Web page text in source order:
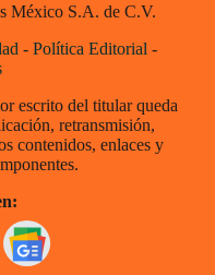
México S.A. de C.V.
- Política Editorial -
escrito del titular queda
retransmisión,
contenidos, enlaces y